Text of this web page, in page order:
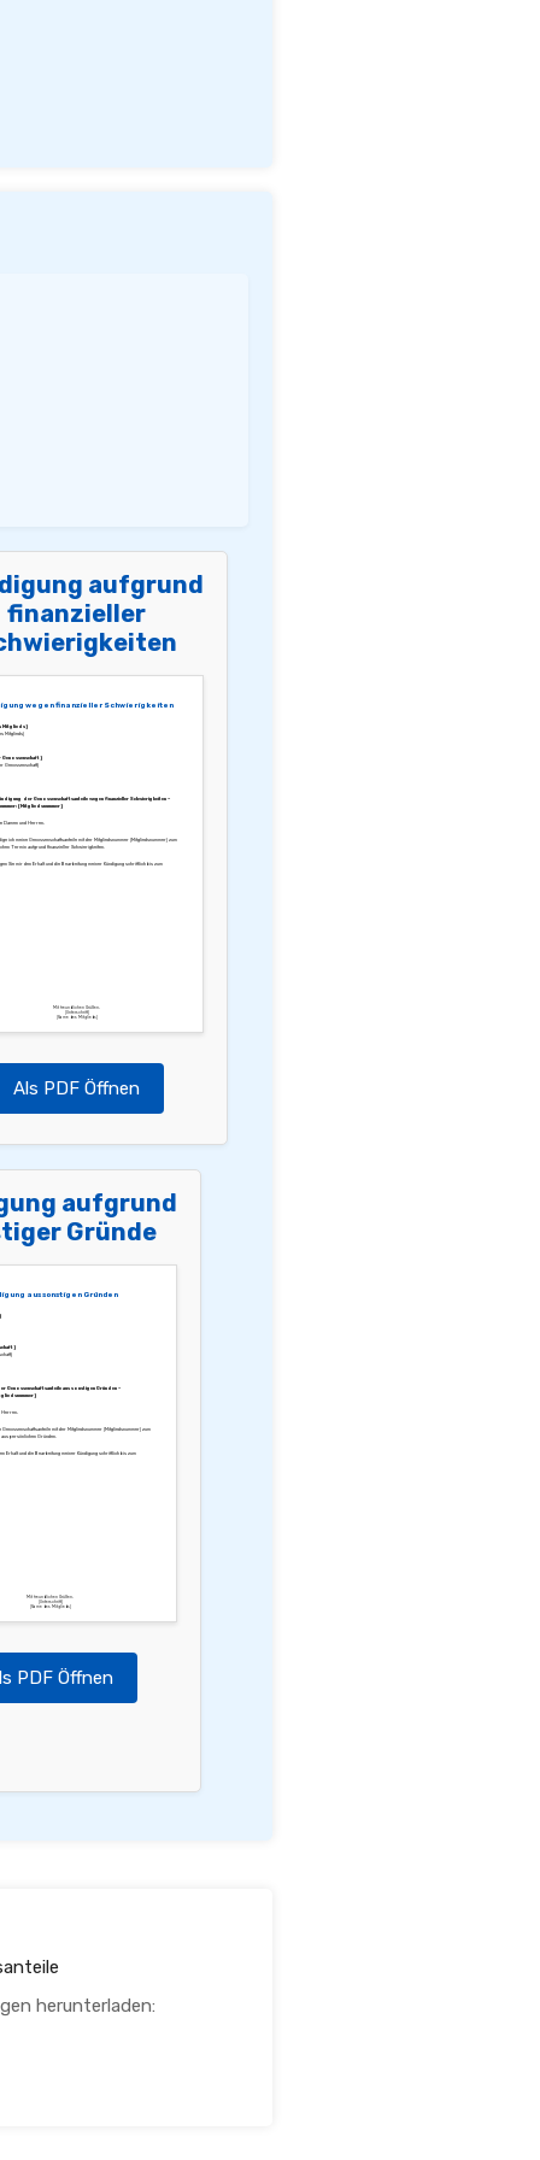
aufgrund
finanzieller
wegen finanzieller Schwierigkeiten
Mitglieds]
Mitglieds]
Genossenschaft]
Genossenschaft]
der Genossenschaftsanteile wegen finanzieller Schwierigkeiten –
[Mitgliedsnummer]
Damen und Herren,
ich meine Genossenschaftsanteile mit der Mitgliedsnummer [Mitgliedsnummer] zum
Termin aufgrund finanzieller Schwierigkeiten.
Sie mir den Erhalt und die Bearbeitung meiner Kündigung schriftlich bis zum
Mit freundlichen Grüßen,
[Unterschrift]
[Name des Mitglieds]
Als PDF Öffnen
aufgrund
Gründe
aus sonstigen Gründen
Genossenschaftsanteile aus sonstigen Gründen –
Herren,
Genossenschaftsanteile mit der Mitgliedsnummer [Mitgliedsnummer] zum
persönlichen Gründen.
Erhalt und die Bearbeitung meiner Kündigung schriftlich bis zum
Mit freundlichen Grüßen,
[Unterschrift]
[Name des Mitglieds]
PDF Öffnen
herunterladen: